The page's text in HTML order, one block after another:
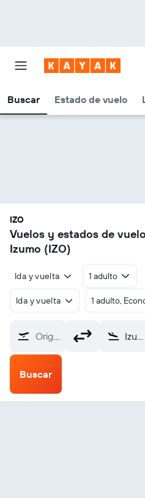
Buscar Estado de vuelo
IZO
Vuelos y estados de
Izumo (IZO)
Ida y vuelta 1 adulto
Ida y vuelta 1 adulto,
Origen Izumo (IZO)
Buscar